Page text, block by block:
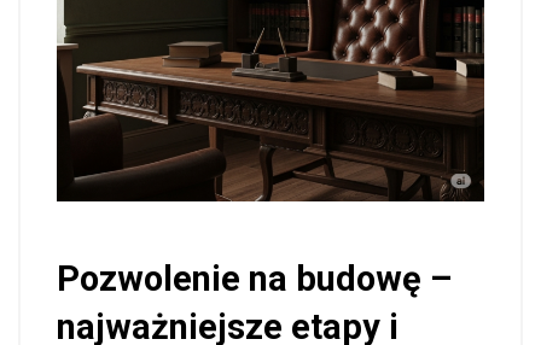
Pozwolenie na budowę –
najważniejsze etapy i